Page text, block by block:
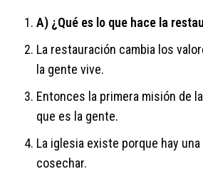
A) ¿Qué es lo que hace la
La restauración cambia los
la gente vive.
Entonces la primera misión de
que es la gente.
La iglesia existe porque hay
cosechar.